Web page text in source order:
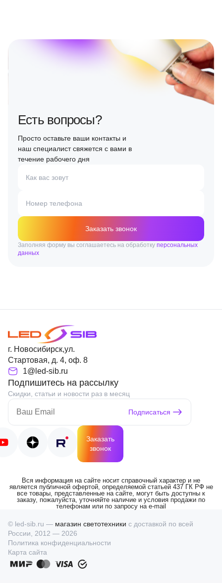
Есть вопросы?
Просто оставьте ваши контакты и
наш специалист свяжется с вами в
течение рабочего дня
Как вас зовут
Номер телефона
Заказать звонок
Заполняя форму вы соглашаетесь на обработку персональных
данных
г. Новосибирск,ул.
Стартовая, д. 4, оф. 8
1@led-sib.ru
Подпишитесь на рассылку
Скидки, статьи и новости раз в месяц
Подписаться
Заказать
звонок
Вся информация на сайте носит справочный характер и не
является публичной офертой, определяемой статьей 437 ГК РФ не
все товары, представленные на сайте, могут быть доступны к
заказу, пожалуйста, уточняйте наличие и условия продажи по
телефонам или по запросу на e-mail
© led-sib.ru — магазин светотехники с доставкой по всей
России, 2012 — 2026
Политика конфиденциальности
Карта сайта